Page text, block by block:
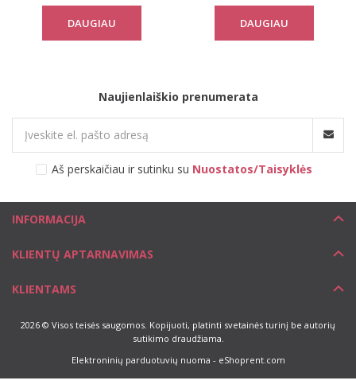
DAUGIAU
CAMELLIA
DAUGIAU
Naujienlaiškio prenumerata
Aš perskaičiau ir sutinku su Nuostatos/Taisyklės
INFORMACIJA
KLIENTŲ APTARNAVIMAS
KLIENTAMS
2026 © Visos teisės saugomos. Kopijuoti, platinti svetainės turinį be autorių
sutikimo draudžiama.
Elektroninių parduotuvių nuoma - eShoprent.com